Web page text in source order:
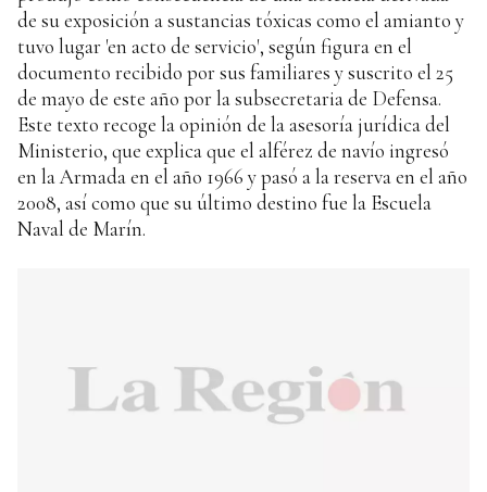
de su exposición a sustancias tóxicas como el amianto y
tuvo lugar 'en acto de servicio', según figura en el
documento recibido por sus familiares y suscrito el 25
de mayo de este año por la subsecretaria de Defensa.
Este texto recoge la opinión de la asesoría jurídica del
Ministerio, que explica que el alférez de navío ingresó
en la Armada en el año 1966 y pasó a la reserva en el año
2008, así como que su último destino fue la Escuela
Naval de Marín.